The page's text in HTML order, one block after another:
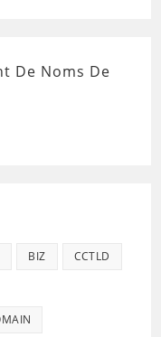
De Noms De
BIZ CCTLD